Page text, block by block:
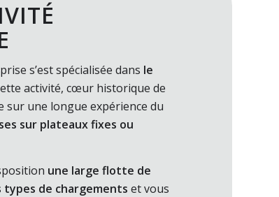
s’est spécialisée dans le
activité, cœur historique de
une longue expérience du
sur plateaux fixes ou
une large flotte de
de chargements et vous